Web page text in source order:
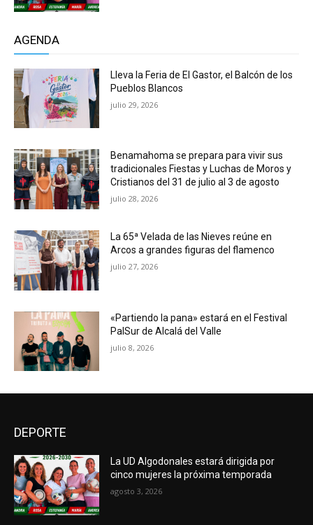
AGENDA
Lleva la Feria de El Gastor, el Balcón de los
Pueblos Blancos
julio 29, 2026
Benamahoma se prepara para vivir sus
tradicionales Fiestas y Luchas de Moros y
Cristianos del 31 de julio al 3 de agosto
julio 28, 2026
La 65ª Velada de las Nieves reúne en
Arcos a grandes figuras del flamenco
julio 27, 2026
«Partiendo la pana» estará en el Festival
PalSur de Alcalá del Valle
julio 8, 2026
DEPORTE
La UD Algodonales estará dirigida por
cinco mujeres la próxima temporada
agosto 3, 2026